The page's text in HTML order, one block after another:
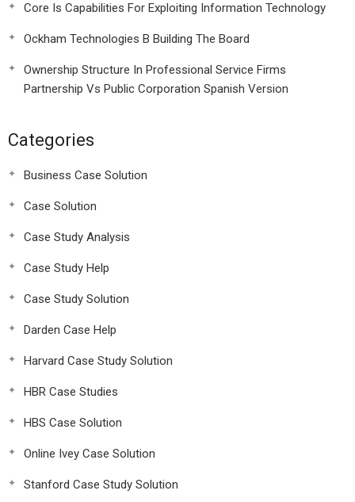
Core Is Capabilities For Exploiting Information Technology
Ockham Technologies B Building The Board
Ownership Structure In Professional Service Firms
Partnership Vs Public Corporation Spanish Version
Categories
Business Case Solution
Case Solution
Case Study Analysis
Case Study Help
Case Study Solution
Darden Case Help
Harvard Case Study Solution
HBR Case Studies
HBS Case Solution
Online Ivey Case Solution
Stanford Case Study Solution